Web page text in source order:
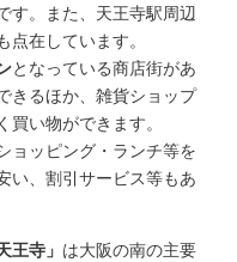
す。また、天王寺駅周辺
在しています。
となっている商店街があ
きるほか、雑貨ショップ
い物ができます。
ョッピング・ランチ等を
い、割引サービス等もあ
王寺」 は大阪の南の主要